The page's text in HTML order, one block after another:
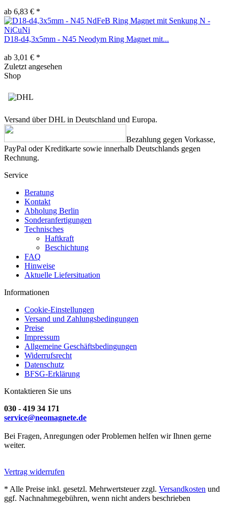
ab 6,83 € *
D18-d4,3x5mm - N45 Neodym Ring Magnet mit...
ab 3,01 € *
Zuletzt angesehen
Shop
Versand über DHL in Deutschland und Europa.
Bezahlung gegen Vorkasse,
PayPal oder Kreditkarte sowie innerhalb Deutschlands gegen
Rechnung.
Service
Beratung
Kontakt
Abholung Berlin
Sonderanfertigungen
Technisches
Haftkraft
Beschichtung
FAQ
Hinweise
Aktuelle Liefersituation
Informationen
Cookie-Einstellungen
Versand und Zahlungsbedingungen
Preise
Impressum
Allgemeine Geschäftsbedingungen
Widerrufsrecht
Datenschutz
BFSG-Erklärung
Kontaktieren Sie uns
030 - 419 34 171
service@neomagnete.de
Bei Fragen, Anregungen oder Problemen helfen wir Ihnen gerne
weiter.
Vertrag widerrufen
* Alle Preise inkl. gesetzl. Mehrwertsteuer zzgl. Versandkosten und
ggf. Nachnahmegebühren, wenn nicht anders beschrieben